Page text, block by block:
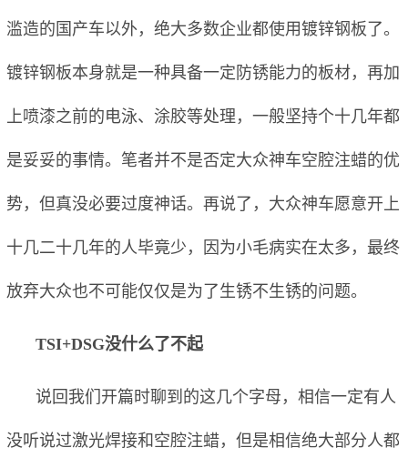
滥造的国产车以外，绝大多数企业都使用镀锌钢板了。
镀锌钢板本身就是一种具备一定防锈能力的板材，再加
上喷漆之前的电泳、涂胶等处理，一般坚持个十几年都
是妥妥的事情。笔者并不是否定大众神车空腔注蜡的优
势，但真没必要过度神话。再说了，大众神车愿意开上
十几二十几年的人毕竟少，因为小毛病实在太多，最终
放弃大众也不可能仅仅是为了生锈不生锈的问题。
TSI+DSG没什么了不起
说回我们开篇时聊到的这几个字母，相信一定有人
没听说过激光焊接和空腔注蜡，但是相信绝大部分人都